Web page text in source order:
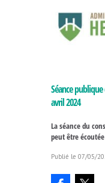
Séance
avril 2024
La séance du
peut être
07/05/